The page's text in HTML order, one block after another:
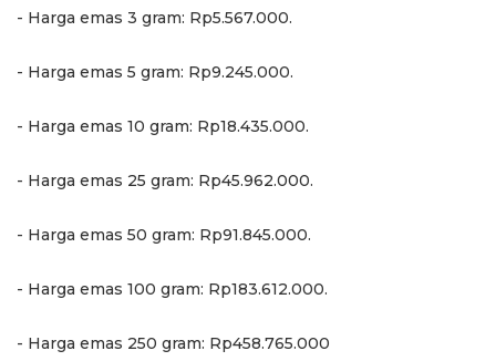
- ⁠Harga emas 3 gram: Rp5.567.000.
- ⁠Harga emas 5 gram: Rp9.245.000.
- ⁠Harga emas 10 gram: Rp18.435.000.
- ⁠Harga emas 25 gram: Rp45.962.000.
- ⁠Harga emas 50 gram: Rp91.845.000.
- ⁠Harga emas 100 gram: Rp183.612.000.
- ⁠Harga emas 250 gram: Rp458.765.000